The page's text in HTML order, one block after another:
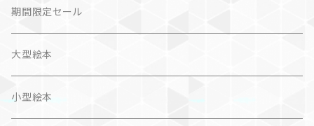
詩歌
仏語対訳絵本
写真集
作品＋エッセイ
カレンダー
画集
カレンダー
期間限定セール
大型絵本
小型絵本